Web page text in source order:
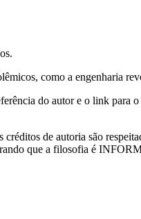
como a engenharia
do autor e o link
de autoria são
que a filosofia é